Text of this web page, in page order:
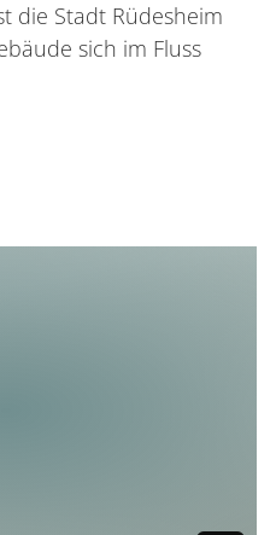
die Stadt Rüdesheim
sich im Fluss